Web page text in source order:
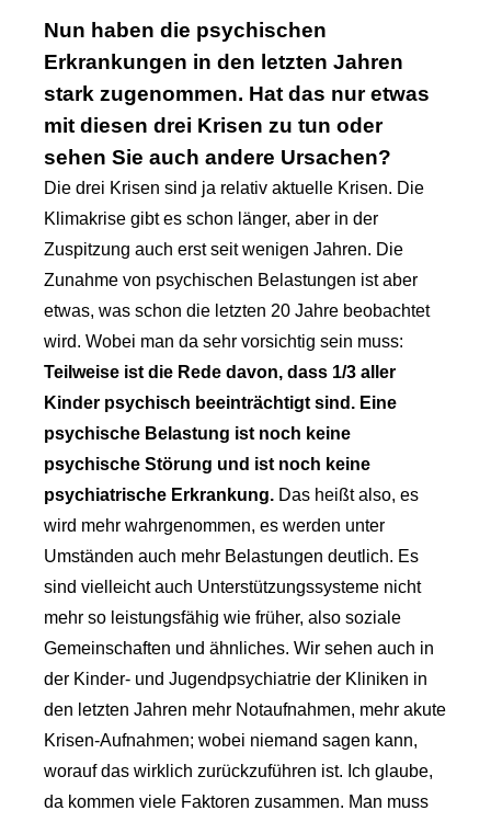
Nun haben die psychischen
Erkrankungen in den letzten Jahren
stark zugenommen. Hat das nur etwas
mit diesen drei Krisen zu tun oder
sehen Sie auch andere Ursachen?
Die drei Krisen sind ja relativ aktuelle Krisen. Die
Klimakrise gibt es schon länger, aber in der
Zuspitzung auch erst seit wenigen Jahren. Die
Zunahme von psychischen Belastungen ist aber
etwas, was schon die letzten 20 Jahre beobachtet
wird. Wobei man da sehr vorsichtig sein muss:
Teilweise ist die Rede davon, dass 1/3 aller
Kinder psychisch beeinträchtigt sind. Eine
psychische Belastung ist noch keine
psychische Störung und ist noch keine
psychiatrische Erkrankung. Das heißt also, es
wird mehr wahrgenommen, es werden unter
Umständen auch mehr Belastungen deutlich. Es
sind vielleicht auch Unterstützungssysteme nicht
mehr so leistungsfähig wie früher, also soziale
Gemeinschaften und ähnliches. Wir sehen auch in
der Kinder- und Jugendpsychiatrie der Kliniken in
den letzten Jahren mehr Notaufnahmen, mehr akute
Krisen-Aufnahmen; wobei niemand sagen kann,
worauf das wirklich zurückzuführen ist. Ich glaube,
da kommen viele Faktoren zusammen. Man muss